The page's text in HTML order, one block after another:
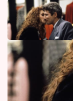
Seriály
Horoskopy
Sledujte
Filmový
Romantická
tématika
období Vánoc